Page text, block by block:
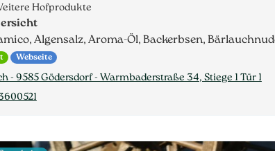
Hofprodukte
Algensalz, Aroma-Öl, Backerbsen,
Webseite
- 9585 Gödersdorf - Warmbaderstraße 34, Stiege 1 Tür 1